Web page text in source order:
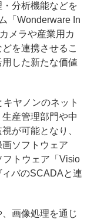
分析機能などを
「Wonderware In
メラや産業用カ
を連携させるこ
した新たな価値
ヤノンのネット
産管理部門や中
が可能となり、
ソフトウェア
フトウェア「Visio
バのSCADAと連
画像処理を通じ